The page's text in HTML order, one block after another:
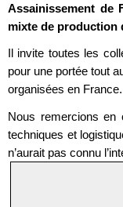
Assainissement de
mixte de production
Il invite toutes les
pour une portée tout
organisées en France.
Nous remercions en
techniques et
n’aurait pas connu